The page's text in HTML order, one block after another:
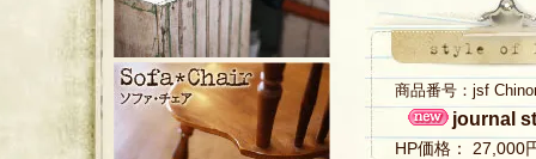
商品番号：jsf
journal
HP価格： 27,000